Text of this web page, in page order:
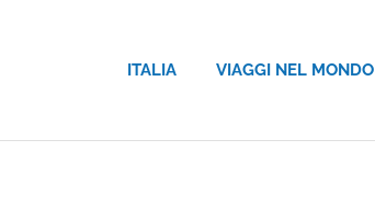
ITALIA VIAGGI NEL MONDO